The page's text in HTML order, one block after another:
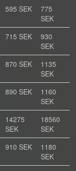
595 SEK
775
SEK
715 SEK
930
SEK
870 SEK
1135
SEK
890 SEK
1160
SEK
14275
SEK
18560
SEK
910 SEK
1180
SEK